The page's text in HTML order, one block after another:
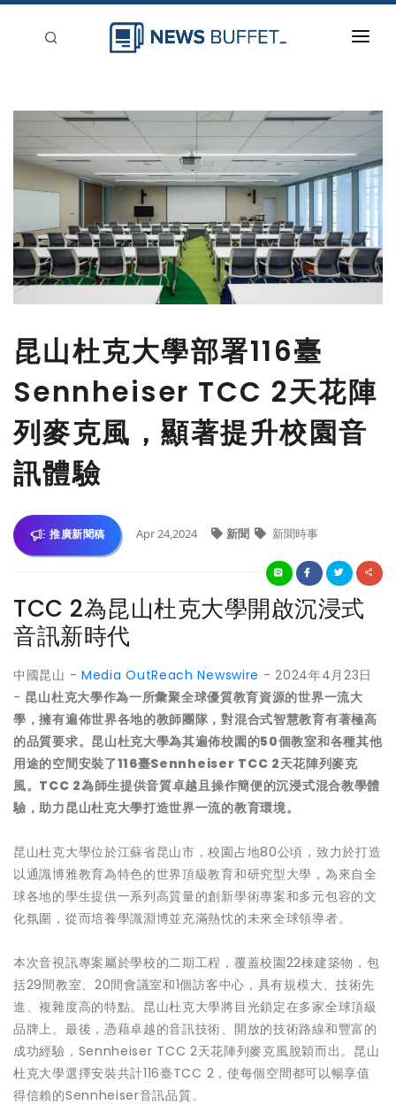
新聞稿分類
登入
刊登
昆山杜克大學部署116臺
Sennheiser TCC 2天花陣
列麥克風，顯著提升校園音
訊體驗
推廣新聞稿 Apr 24,2024 新聞 新聞時事
TCC 2為昆山杜克大學開啟沉浸式
音訊新時代
中國昆山 - Media OutReach Newswire - 2024年4月23日
- 昆山杜克大學作為一所彙聚全球優質教育資源的世界一流大
學，擁有遍佈世界各地的教師團隊，對混合式智慧教育有著極高
的品質要求。昆山杜克大學為其遍佈校園的50個教室和各種其他
用途的空間安裝了116臺Sennheiser TCC 2天花陣列麥克
風。TCC 2為師生提供音質卓越且操作簡便的沉浸式混合教學體
驗，助力昆山杜克大學打造世界一流的教育環境。
昆山杜克大學位於江蘇省昆山市，校園占地80公頃，致力於打造
以通識博雅教育為特色的世界頂級教育和研究型大學，為來自全
球各地的學生提供一系列高質量的創新學術專案和多元包容的文
化氛圍，從而培養學識淵博並充滿熱忱的未來全球領導者。
本次音視訊專案屬於學校的二期工程，覆蓋校園22棟建築物，包
括29間教室、20間會議室和1個訪客中心，具有規模大、技術先
進、複雜度高的特點。昆山杜克大學將目光鎖定在多家全球頂級
品牌上。最後，憑藉卓越的音訊技術、開放的技術路線和豐富的
成功經驗，Sennheiser TCC 2天花陣列麥克風脫穎而出。昆山
杜克大學選擇安裝共計116臺TCC 2，使每個空間都可以暢享值
得信賴的Sennheiser音訊品質。